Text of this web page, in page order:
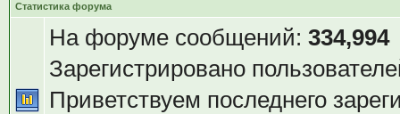
Статистика форума
На форуме сообщений: 334,994
Зарегистрировано
Приветствуем последнего